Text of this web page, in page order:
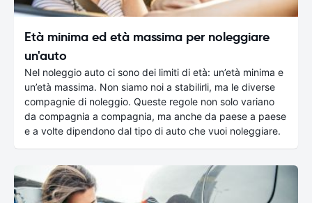
Età minima ed età massima per noleggiare
un'auto
Nel noleggio auto ci sono dei limiti di età: un’età minima e
un’età massima. Non siamo noi a stabilirli, ma le diverse
compagnie di noleggio. Queste regole non solo variano
da compagnia a compagnia, ma anche da paese a paese
e a volte dipendono dal tipo di auto che vuoi noleggiare.